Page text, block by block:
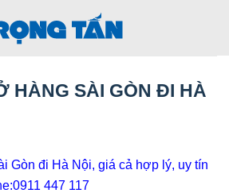
HÀNG SÀI GÒN ĐI HÀ
Gòn đi Hà Nội, giá cả hợp lý, uy tín
447 117